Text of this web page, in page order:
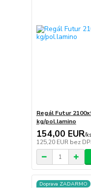
Regál Futur
kg/pol.lamino
154,00 EUR/ks
125,20 EUR bez
Doprava ZADARMO